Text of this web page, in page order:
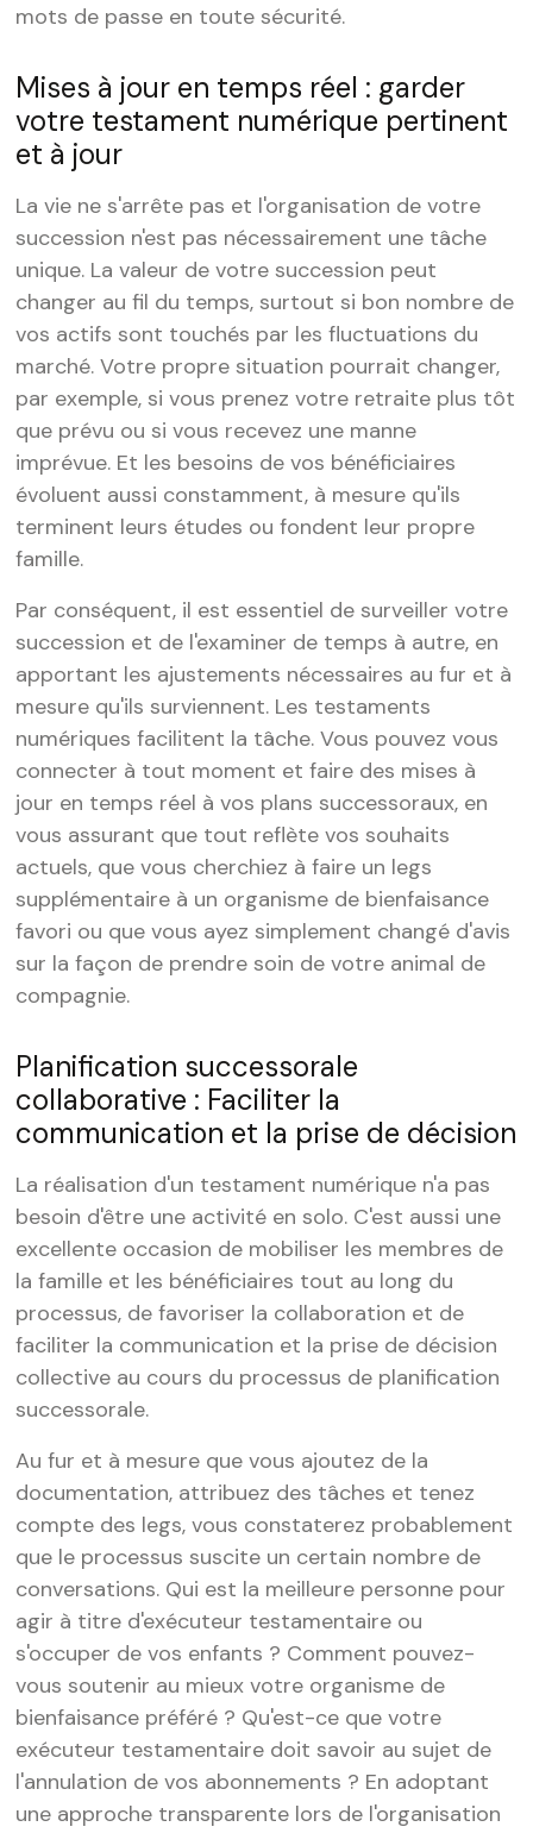
mots de passe en toute sécurité.
Mises à jour en temps réel : garder
votre testament numérique pertinent
et à jour
La vie ne s'arrête pas et l'organisation de votre
succession n'est pas nécessairement une tâche
unique. La valeur de votre succession peut
changer au fil du temps, surtout si bon nombre de
vos actifs sont touchés par les fluctuations du
marché. Votre propre situation pourrait changer,
par exemple, si vous prenez votre retraite plus tôt
que prévu ou si vous recevez une manne
imprévue. Et les besoins de vos bénéficiaires
évoluent aussi constamment, à mesure qu'ils
terminent leurs études ou fondent leur propre
famille.
Par conséquent, il est essentiel de surveiller votre
succession et de l'examiner de temps à autre, en
apportant les ajustements nécessaires au fur et à
mesure qu'ils surviennent. Les testaments
numériques facilitent la tâche. Vous pouvez vous
connecter à tout moment et faire des mises à
jour en temps réel à vos plans successoraux, en
vous assurant que tout reflète vos souhaits
actuels, que vous cherchiez à faire un legs
supplémentaire à un organisme de bienfaisance
favori ou que vous ayez simplement changé d'avis
sur la façon de prendre soin de votre animal de
compagnie.
Planification successorale
collaborative : Faciliter la
communication et la prise de décision
La réalisation d'un testament numérique n'a pas
besoin d'être une activité en solo. C'est aussi une
excellente occasion de mobiliser les membres de
la famille et les bénéficiaires tout au long du
processus, de favoriser la collaboration et de
faciliter la communication et la prise de décision
collective au cours du processus de planification
successorale.
Au fur et à mesure que vous ajoutez de la
documentation, attribuez des tâches et tenez
compte des legs, vous constaterez probablement
que le processus suscite un certain nombre de
conversations. Qui est la meilleure personne pour
agir à titre d'exécuteur testamentaire ou
s'occuper de vos enfants ? Comment pouvez-
vous soutenir au mieux votre organisme de
bienfaisance préféré ? Qu'est-ce que votre
exécuteur testamentaire doit savoir au sujet de
l'annulation de vos abonnements ? En adoptant
une approche transparente lors de l'organisation